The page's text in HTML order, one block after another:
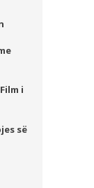
i
së